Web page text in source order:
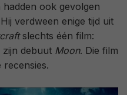
ook gevolgen
verdween enige tijd uit
slechts één film:
zijn debuut Moon. Die film
recensies.